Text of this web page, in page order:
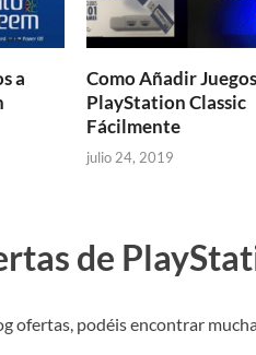
a
Como Añadir
PlayStation Classic
Fácilmente
julio 24, 2019
de
ofertas, podéis encontrar